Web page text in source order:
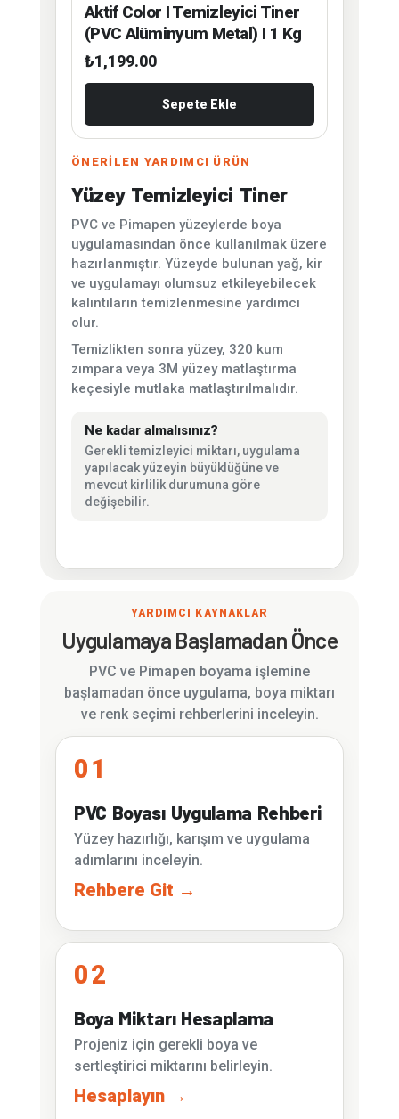
Aktif Color I Temizleyici Tiner
(PVC Alüminyum Metal) I 1 Kg
₺1,199.00
Sepete Ekle
ÖNERİLEN YARDIMCI ÜRÜN
Yüzey Temizleyici Tiner
PVC ve Pimapen yüzeylerde boya
uygulamasından önce kullanılmak üzere
hazırlanmıştır. Yüzeyde bulunan yağ, kir
ve uygulamayı olumsuz etkileyebilecek
kalıntıların temizlenmesine yardımcı
olur.
Temizlikten sonra yüzey, 320 kum
zımpara veya 3M yüzey matlaştırma
keçesiyle mutlaka matlaştırılmalıdır.
Ne kadar almalısınız?
Gerekli temizleyici miktarı, uygulama
yapılacak yüzeyin büyüklüğüne ve
mevcut kirlilik durumuna göre
değişebilir.
YARDIMCI KAYNAKLAR
Uygulamaya Başlamadan Önce
PVC ve Pimapen boyama işlemine
başlamadan önce uygulama, boya miktarı
ve renk seçimi rehberlerini inceleyin.
01
PVC Boyası Uygulama Rehberi
Yüzey hazırlığı, karışım ve uygulama
adımlarını inceleyin.
Rehbere Git →
02
Boya Miktarı Hesaplama
Projeniz için gerekli boya ve
sertleştirici miktarını belirleyin.
Hesaplayın →